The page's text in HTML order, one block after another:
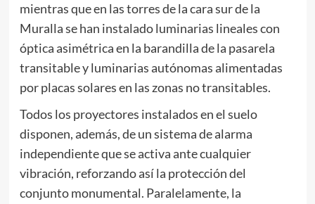
mientras que en las torres de la cara sur de la
Muralla se han instalado luminarias lineales con
óptica asimétrica en la barandilla de la pasarela
transitable y luminarias autónomas alimentadas
por placas solares en las zonas no transitables.
Todos los proyectores instalados en el suelo
disponen, además, de un sistema de alarma
independiente que se activa ante cualquier
vibración, reforzando así la protección del
conjunto monumental. Paralelamente, la